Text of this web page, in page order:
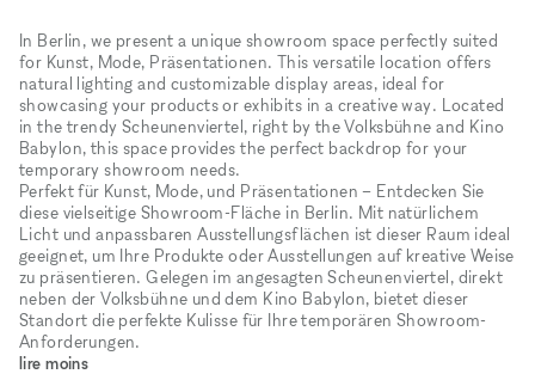
In Berlin, we present a unique showroom space perfectly suited
for Kunst, Mode, Präsentationen. This versatile location offers
natural lighting and customizable display areas, ideal for
showcasing your products or exhibits in a creative way. Located
in the trendy Scheunenviertel, right by the Volksbühne and Kino
Babylon, this space provides the perfect backdrop for your
temporary showroom needs.
Perfekt für Kunst, Mode, und Präsentationen – Entdecken Sie
diese vielseitige Showroom-Fläche in Berlin. Mit natürlichem
Licht und anpassbaren Ausstellungsflächen ist dieser Raum ideal
geeignet, um Ihre Produkte oder Ausstellungen auf kreative Weise
zu präsentieren. Gelegen im angesagten Scheunenviertel, direkt
neben der Volksbühne und dem Kino Babylon, bietet dieser
Standort die perfekte Kulisse für Ihre temporären Showroom-
Anforderungen.
lire moins